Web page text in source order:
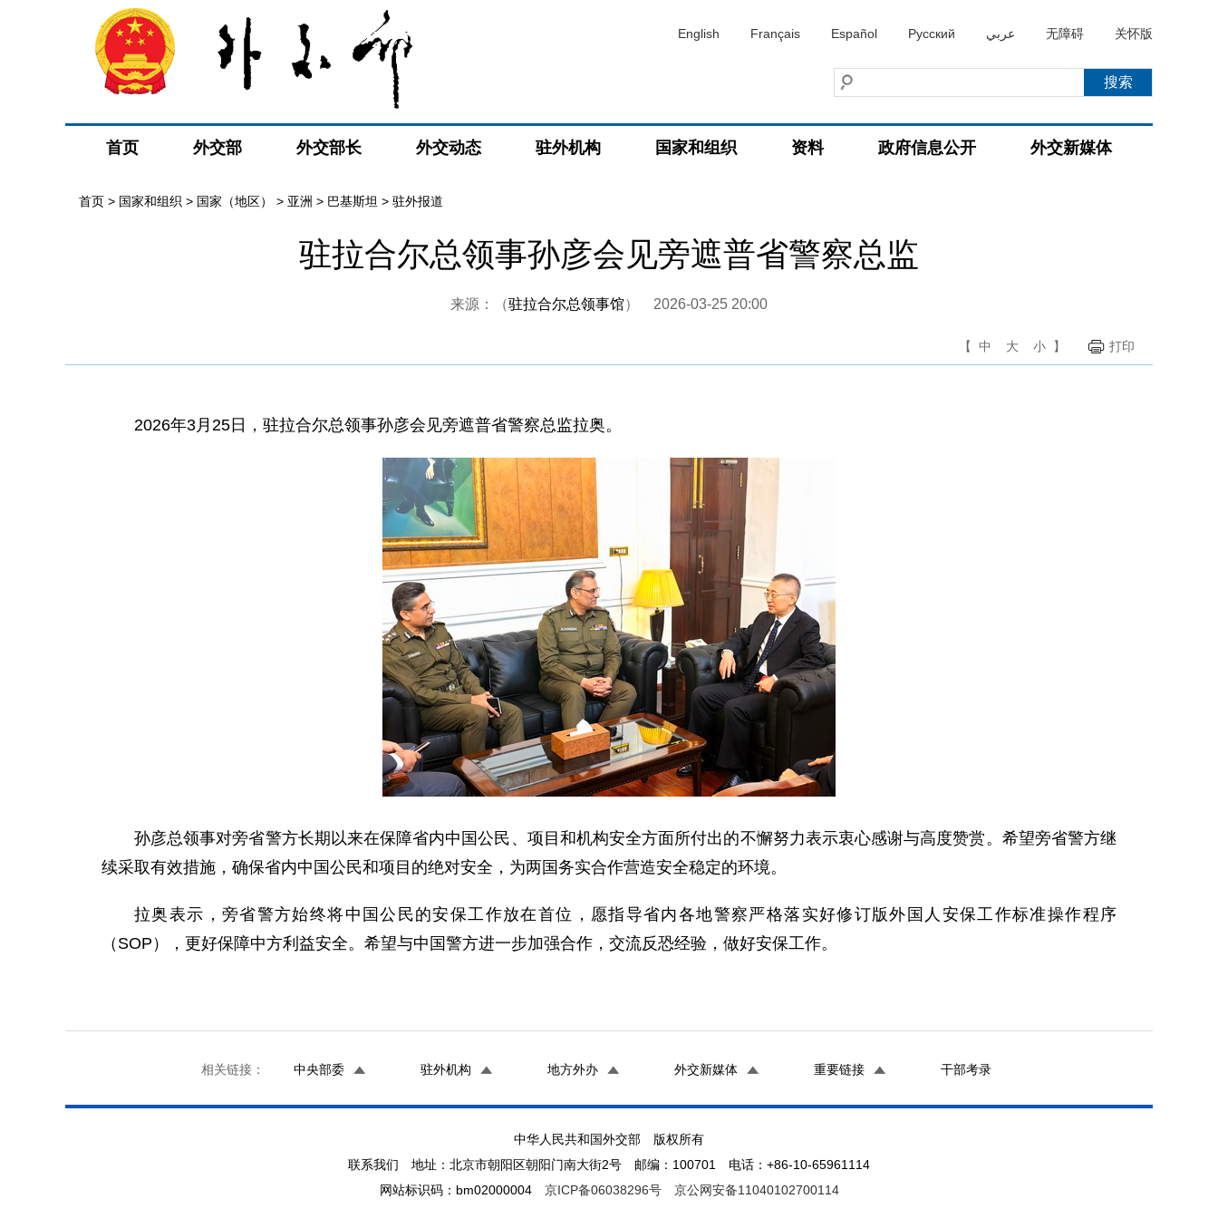
English Français Español Русский عربي 无障碍 关怀版
首页 外交部 外交部长 外交动态 驻外机构 国家和组织 资料 政府信息公开 外交新媒体
首页 > 国家和组织 > 国家（地区） > 亚洲 > 巴基斯坦 > 驻外报道
驻拉合尔总领事孙彦会见旁遮普省警察总监
来源：（驻拉合尔总领事馆） 2026-03-25 20:00
【 中 大 小 】 打印
2026年3月25日，驻拉合尔总领事孙彦会见旁遮普省警察总监拉奥。
孙彦总领事对旁省警方长期以来在保障省内中国公民、项目和机构安全方面所付出的不懈努力表示衷心感谢与高度赞赏。希望旁省警方继
续采取有效措施，确保省内中国公民和项目的绝对安全，为两国务实合作营造安全稳定的环境。
拉奥表示，旁省警方始终将中国公民的安保工作放在首位，愿指导省内各地警察严格落实好修订版外国人安保工作标准操作程序
（SOP），更好保障中方利益安全。希望与中国警方进一步加强合作，交流反恐经验，做好安保工作。
相关链接： 中央部委 驻外机构 地方外办 外交新媒体 重要链接 干部考录
中华人民共和国外交部 版权所有
联系我们 地址：北京市朝阳区朝阳门南大街2号 邮编：100701 电话：+86-10-65961114
网站标识码：bm02000004 京ICP备06038296号 京公网安备11040102700114